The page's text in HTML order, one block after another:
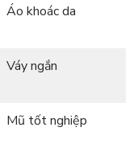
Áo khoác da
Váy ngắn
Mũ tốt nghiệp